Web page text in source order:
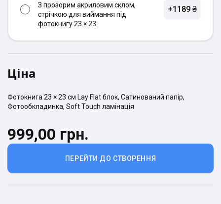
З прозорим акриловим склом,
стрічкою для виймання під
фотокнигу 23 × 23
+1189 ₴
Ціна
Фотокнига 23 × 23 см Lay Flatблок, Сатинований папір,
Фотообкладинка, Soft Touch ламінація
ПЕРЕЙТИ ДО СТВОРЕННЯ
999,00 грн.